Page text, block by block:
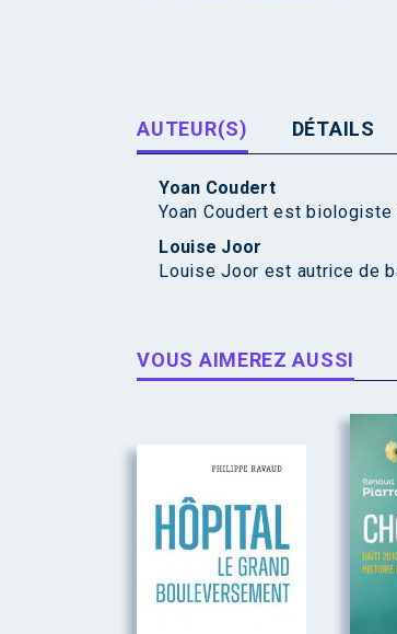
AUTEUR(S) DÉTAILS
Yoan Coudert
Yoan Coudert est biologiste
Louise Joor
Louise Joor est autrice de
VOUS AIMEREZ AUSSI